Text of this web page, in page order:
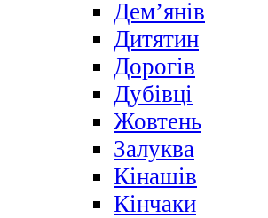
Дем’янів
Дитятин
Дорогів
Дубівці
Жовтень
Залуква
Кінашів
Кінчаки